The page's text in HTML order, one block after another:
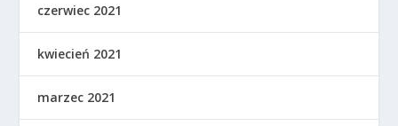
czerwiec 2021
kwiecień 2021
marzec 2021